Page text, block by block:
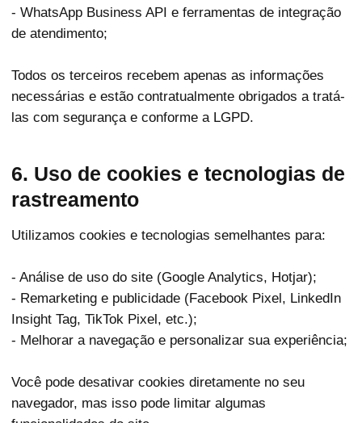
- WhatsApp Business API e ferramentas de integração
de atendimento;
Todos os terceiros recebem apenas as informações
necessárias e estão contratualmente obrigados a tratá-
las com segurança e conforme a LGPD.
6. Uso de cookies e tecnologias de
rastreamento
Utilizamos cookies e tecnologias semelhantes para:
- Análise de uso do site (Google Analytics, Hotjar);
- Remarketing e publicidade (Facebook Pixel, LinkedIn
Insight Tag, TikTok Pixel, etc.);
- Melhorar a navegação e personalizar sua experiência;
Você pode desativar cookies diretamente no seu
navegador, mas isso pode limitar algumas